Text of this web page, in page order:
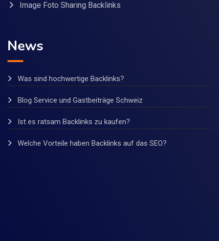
Image Foto Sharing Backlinks
News
Was sind hochwertige Backlinks?
Blog Service und Gastbeiträge Schweiz
Ist es ratsam Backlinks zu kaufen?
Welche Vorteile haben Backlinks auf das SEO?